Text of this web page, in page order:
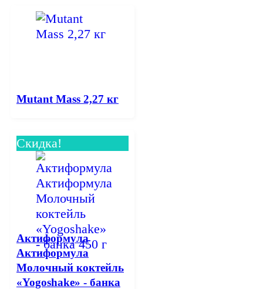
Mutant Mass 2,27 кг
Скидка!
Актиформула
Актиформула
Молочный коктейль
«Yogoshake» - банка